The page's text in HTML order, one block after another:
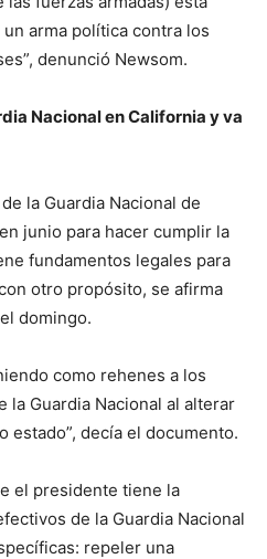
arma política contra los
denunció Newsom.
Nacional en California y va
la Guardia Nacional de
junio para hacer cumplir la
fundamentos legales para
otro propósito, se afirma
domingo.
como rehenes a los
la Guardia Nacional al alterar
estado”, decía el documento.
el presidente tiene la
de la Guardia Nacional
repeler una